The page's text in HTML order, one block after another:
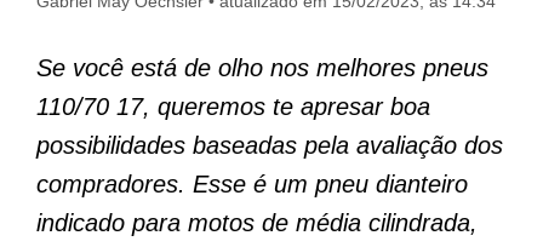
Se você está de olho nos melhores pneus
110/70 17, queremos te apresar boa
possibilidades baseadas pela avaliação dos
compradores. Esse é um pneu dianteiro
indicado para motos de média cilindrada,